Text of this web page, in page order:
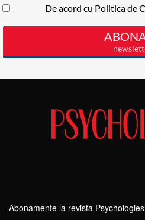
Abonamente la revista Psychologies